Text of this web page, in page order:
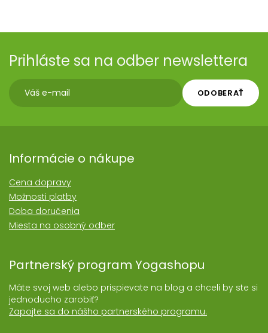
Prihláste sa na odber newslettera
ODOBERAŤ
Informácie o nákupe
Cena dopravy
Možnosti platby
Doba doručenia
Miesta na osobný odber
Partnerský program Yogashopu
Máte svoj web alebo prispievate na blog a chceli by ste si
jednoducho zarobiť?
Zapojte sa do nášho partnerského programu.